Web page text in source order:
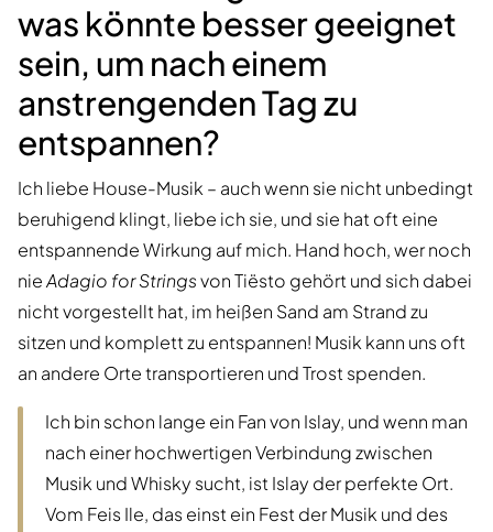
was könnte besser geeignet
sein, um nach einem
anstrengenden Tag zu
entspannen?
Ich liebe House-Musik – auch wenn sie nicht unbedingt
beruhigend klingt, liebe ich sie, und sie hat oft eine
entspannende Wirkung auf mich. Hand hoch, wer noch
nieAdagio for Stringsvon Tiësto gehört und sich dabei
nicht vorgestellt hat, im heißen Sand am Strand zu
sitzen und komplett zu entspannen! Musik kann uns oft
an andere Orte transportieren und Trost spenden.
Ich bin schon lange ein Fan von Islay, und wenn man
nach einer hochwertigen Verbindung zwischen
Musik und Whisky sucht, ist Islay der perfekte Ort.
Vom Feis Ile, das einst ein Fest der Musik und des